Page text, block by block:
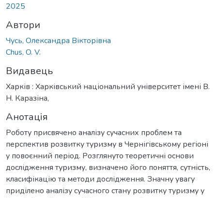
2025
Автори
Чусь, Олександра Вікторівна
Chus, O. V.
Видавець
Харків : Харківський національний університет імені В.
Н. Каразіна,
Анотація
Роботу присвячено аналізу сучасних проблем та
перспектив розвитку туризму в Чернігівському регіоні
у повоєнний період. Розглянуто теоретичні основи
дослідження туризму, визначено його поняття, сутність,
класифікацію та методи дослідження. Значну увагу
приділено аналізу сучасного стану розвитку туризму у